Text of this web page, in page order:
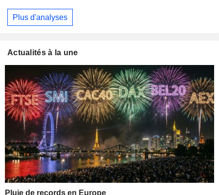
Plus d'analyses
Actualités à la une
Pluie de records en Europe